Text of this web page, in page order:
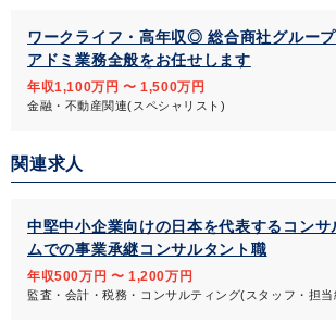
ワークライフ・高年収◎ 総合商社グルー
アドミ業務全般をお任せします
年収1,100万円 〜 1,500万円
金融・不動産関連(スペシャリスト)
関連求人
中堅中小企業向けの日本を代表するコンサ
ムでの事業承継コンサルタント職
年収500万円 〜 1,200万円
監査・会計・税務・コンサルティング(スタッフ・担当